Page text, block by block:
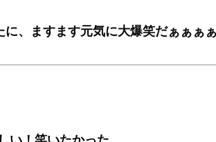
、ますます元気に大爆笑だぁぁぁ